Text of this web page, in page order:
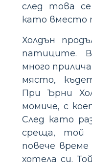
след това
като вместо
Холдън
патиците.
много
място,
При Ърни
момиче, с
След като
среща, той
повече
хотела си.